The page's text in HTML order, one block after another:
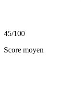
45/100
Score moyen